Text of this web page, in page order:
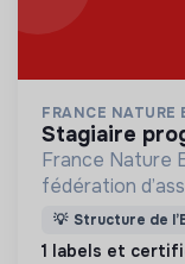
FRANCE NATURE
stagiaire
France Nature
fédération
plus vivable.
💡 Structure de
1 labels et